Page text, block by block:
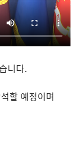
니다.
할 예정이며